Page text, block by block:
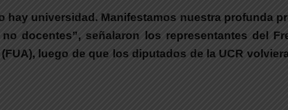
hay universidad. Manifestamos nuestra profunda
docentes”, señalaron los representantes del
luego de que los diputados de la UCR